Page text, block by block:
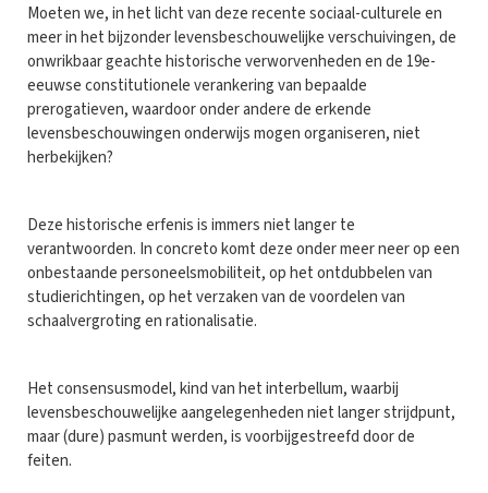
Moeten we, in het licht van deze recente sociaal-culturele en
meer in het bijzonder levensbeschouwelijke verschuivingen, de
onwrikbaar geachte historische verworvenheden en de 19e-
eeuwse constitutionele verankering van bepaalde
prerogatieven, waardoor onder andere de erkende
levensbeschouwingen onderwijs mogen organiseren, niet
herbekijken?
Deze historische erfenis is immers niet langer te
verantwoorden. In concreto komt deze onder meer neer op een
onbestaande personeelsmobiliteit, op het ontdubbelen van
studierichtingen, op het verzaken van de voordelen van
schaalvergroting en rationalisatie.
Het consensusmodel, kind van het interbellum, waarbij
levensbeschouwelijke aangelegenheden niet langer strijdpunt,
maar (dure) pasmunt werden, is voorbijgestreefd door de
feiten.